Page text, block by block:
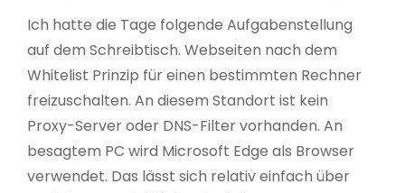
Ich hatte die Tage folgende Aufgabenstellung
auf dem Schreibtisch. Webseiten nach dem
Whitelist Prinzip für einen bestimmten Rechner
freizuschalten. An diesem Standort ist kein
Proxy-Server oder DNS-Filter vorhanden. An
besagtem PC wird Microsoft Edge als Browser
verwendet. Das lässt sich relativ einfach über